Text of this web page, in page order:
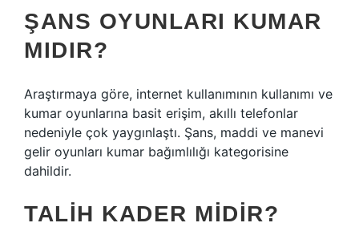
ŞANS OYUNLARI KUMAR
MIDIR?
Araştırmaya göre, internet kullanımının kullanımı ve
kumar oyunlarına basit erişim, akıllı telefonlar
nedeniyle çok yaygınlaştı. Şans, maddi ve manevi
gelir oyunları kumar bağımlılığı kategorisine
dahildir.
TALIH KADER MIDIR?